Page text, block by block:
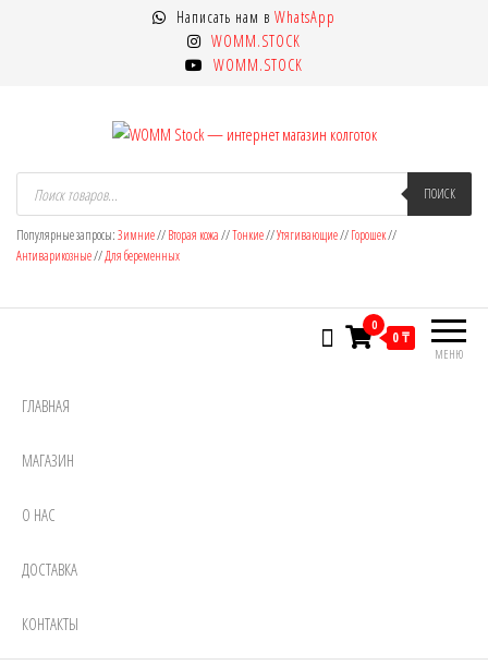
Написать нам в WhatsApp
WOMM.STOCK
WOMM.STOCK
WOMM Stock — интернет магазин
колготок
Колготки MANZI, Naja Street тонкие,
фантазийные, чулки, лосины
Поиск
товаров ПОИСК
Популярные запросы:Зимние//Вторая кожа//Тонкие//Утягивающие//Горошек//
Антиварикозные//Для беременных
МЕНЮ
0
0 ₸
ГЛАВНАЯ
МАГАЗИН
О НАС
ДОСТАВКА
КОНТАКТЫ